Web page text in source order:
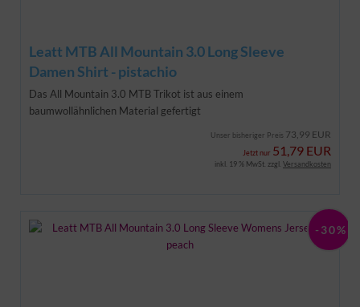
Leatt MTB All Mountain 3.0 Long Sleeve
Damen Shirt - pistachio
Das All Mountain 3.0 MTB Trikot ist aus einem
baumwollähnlichen Material gefertigt
Unser bisheriger Preis 73,99 EUR
Jetzt nur 51,79 EUR
inkl. 19 % MwSt. zzgl. Versandkosten
-30%